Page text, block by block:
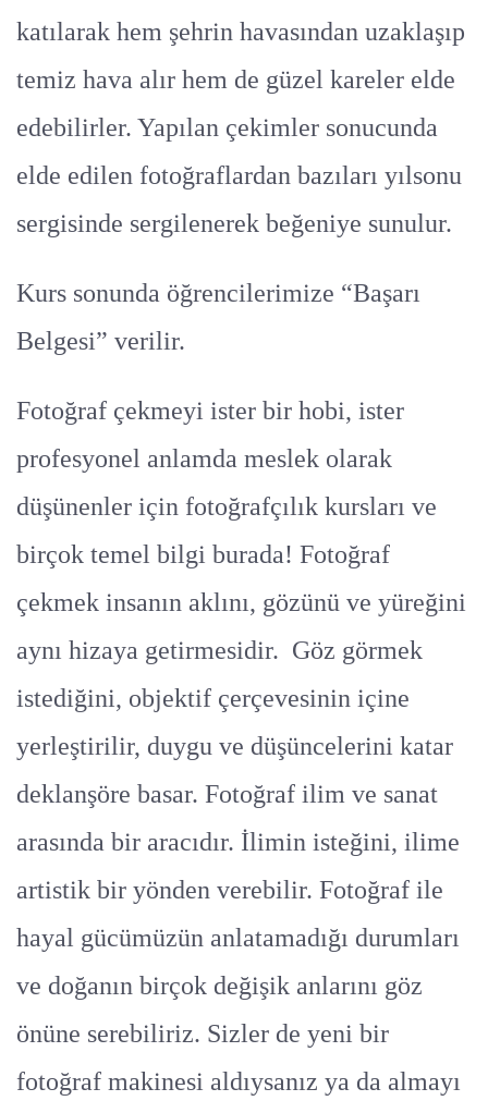
katılarak hem şehrin havasından uzaklaşıp
temiz hava alır hem de güzel kareler elde
edebilirler. Yapılan çekimler sonucunda
elde edilen fotoğraflardan bazıları yılsonu
sergisinde sergilenerek beğeniye sunulur.
Kurs sonunda öğrencilerimize “Başarı
Belgesi” verilir.
Fotoğraf çekmeyi ister bir hobi, ister
profesyonel anlamda meslek olarak
düşünenler için fotoğrafçılık kursları ve
birçok temel bilgi burada! Fotoğraf
çekmek insanın aklını, gözünü ve yüreğini
aynı hizaya getirmesidir. Göz görmek
istediğini, objektif çerçevesinin içine
yerleştirilir, duygu ve düşüncelerini katar
deklanşöre basar. Fotoğraf ilim ve sanat
arasında bir aracıdır. İlimin isteğini, ilime
artistik bir yönden verebilir. Fotoğraf ile
hayal gücümüzün anlatamadığı durumları
ve doğanın birçok değişik anlarını göz
önüne serebiliriz. Sizler de yeni bir
fotoğraf makinesi aldıysanız ya da almayı